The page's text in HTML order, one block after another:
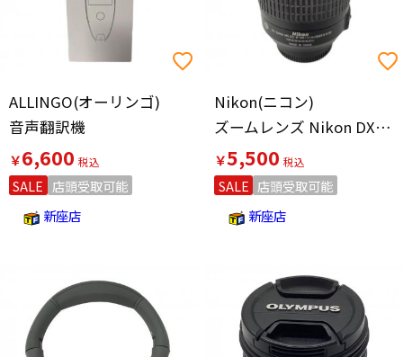
ALLINGO(オーリンゴ)
音声翻訳機
￥6,600
SALE 店頭受取可能
新座店
Nikon(ニコン)
ズームレンズ Nikon DX SWM VR ED
￥5,500
SALE 店頭受取可能
新座店